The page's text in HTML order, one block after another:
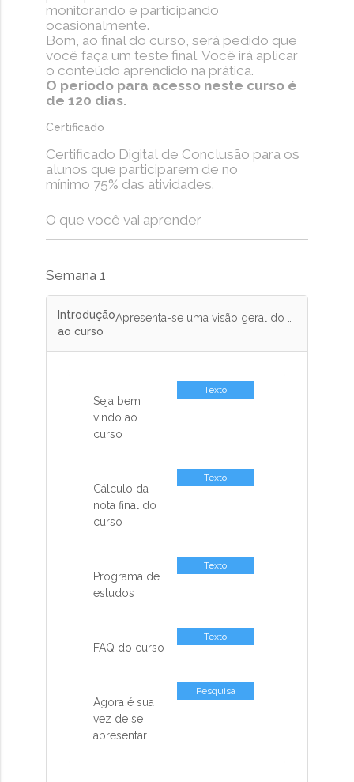
monitorando e participando
ocasionalmente.
Bom, ao final do curso, será pedido que
você faça um teste final. Você irá aplicar
o conteúdo aprendido na prática.
O período para acesso neste curso é
de 120 dias.
Certificado
Certificado Digital de Conclusão para os
alunos que participarem de no
mínimo 75% das atividades.
O que você vai aprender
Semana 1
Introdução
ao curso
Seja bem
vindo ao
curso
Texto
Cálculo da
nota final do
curso
Texto
Programa de
estudos
Texto
FAQ do curso
Texto
Agora é sua
vez de se
apresentar
Pesquisa